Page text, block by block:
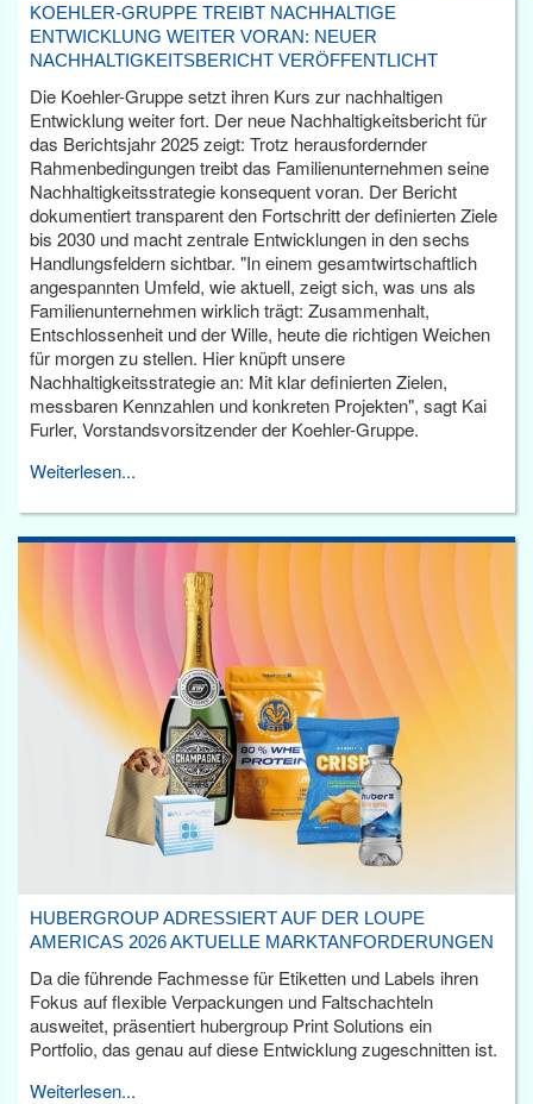
KOEHLER-GRUPPE TREIBT NACHHALTIGE
ENTWICKLUNG WEITER VORAN: NEUER
NACHHALTIGKEITSBERICHT VERÖFFENTLICHT
Die Koehler-Gruppe setzt ihren Kurs zur nachhaltigen
Entwicklung weiter fort. Der neue Nachhaltigkeitsbericht für
das Berichtsjahr 2025 zeigt: Trotz herausfordernder
Rahmenbedingungen treibt das Familienunternehmen seine
Nachhaltigkeitsstrategie konsequent voran. Der Bericht
dokumentiert transparent den Fortschritt der definierten Ziele
bis 2030 und macht zentrale Entwicklungen in den sechs
Handlungsfeldern sichtbar. "In einem gesamtwirtschaftlich
angespannten Umfeld, wie aktuell, zeigt sich, was uns als
Familienunternehmen wirklich trägt: Zusammenhalt,
Entschlossenheit und der Wille, heute die richtigen Weichen
für morgen zu stellen. Hier knüpft unsere
Nachhaltigkeitsstrategie an: Mit klar definierten Zielen,
messbaren Kennzahlen und konkreten Projekten", sagt Kai
Furler, Vorstandsvorsitzender der Koehler-Gruppe.
Weiterlesen...
HUBERGROUP ADRESSIERT AUF DER LOUPE
AMERICAS 2026 AKTUELLE MARKTANFORDERUNGEN
Da die führende Fachmesse für Etiketten und Labels ihren
Fokus auf flexible Verpackungen und Faltschachteln
ausweitet, präsentiert hubergroup Print Solutions ein
Portfolio, das genau auf diese Entwicklung zugeschnitten ist.
Weiterlesen...